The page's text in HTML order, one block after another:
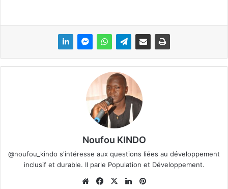
Noufou KINDO
@noufou_kindo s'intéresse aux questions liées au développement
inclusif et durable. Il parle Population et Développement.
We
Fa
X
Lin